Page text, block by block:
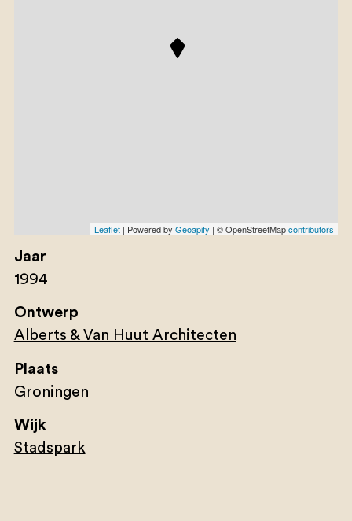
Leaflet | Powered byGeoapify | © OpenStreetMapcontributors
Jaar
1994
Ontwerp
Alberts & Van Huut Architecten
Plaats
Groningen
Wijk
Stadspark